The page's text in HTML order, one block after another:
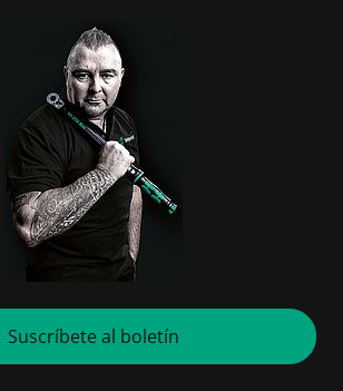
Suscríbete al boletín